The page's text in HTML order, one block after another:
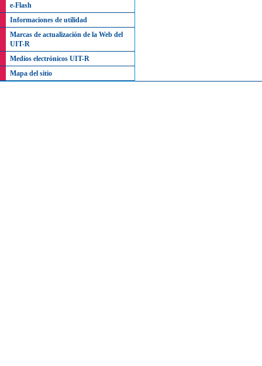
e-Flash
Informaciones de utilidad
Marcas de actualización de la Web del
UIT-R
Medios electrónicos UIT-R
Mapa del sitio